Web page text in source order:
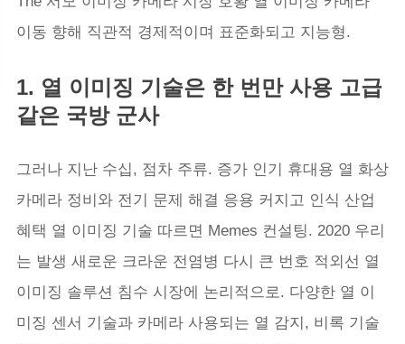
이동 향해 직관적 경제적이며 표준화되고 지능형.
1. 열 이미징 기술은 한 번만 사용 고급
같은 국방 군사
그러나 지난 수십, 점차 주류. 증가 인기 휴대용 열 화상
카메라 정비와 전기 문제 해결 응용 커지고 인식 산업
혜택 열 이미징 기술 따르면 Memes 컨설팅. 2020 우리
는 발생 새로운 크라운 전염병 다시 큰 번호 적외선 열
이미징 솔루션 침수 시장에 논리적으로. 다양한 열 이
미징 센서 기술과 카메라 사용되는 열 감지, 비록 기술